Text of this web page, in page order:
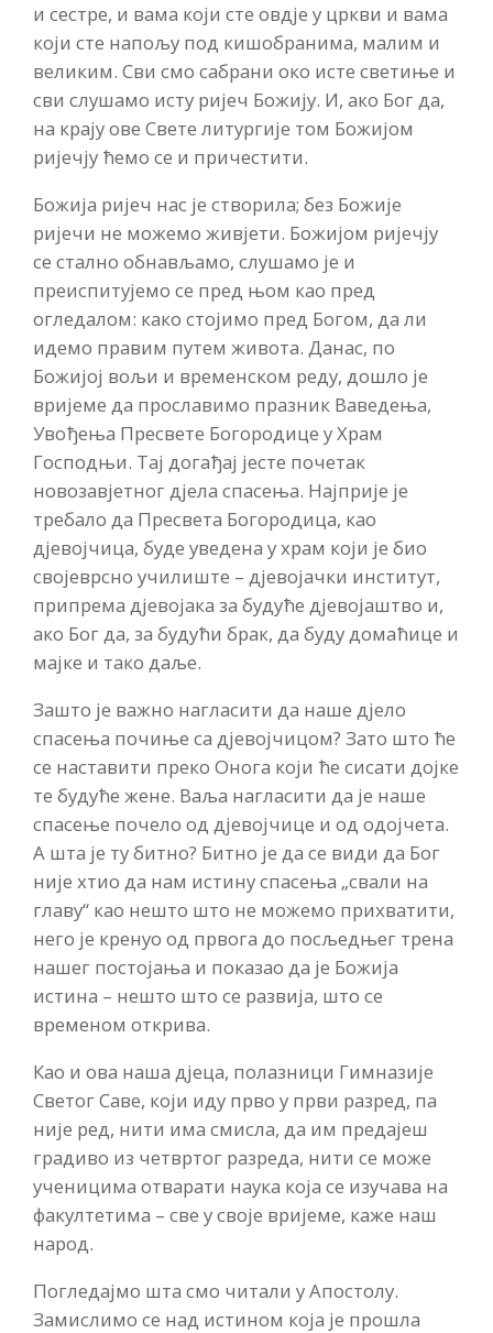
и сестре, и вама који сте овдје у цркви и вама
који сте напољу под кишобранима, малим и
великим. Сви смо сабрани око исте светиње и
сви слушамо исту ријеч Божију. И, ако Бог да,
на крају ове Свете литургије том Божијом
ријечју ћемо се и причестити.
Божија ријеч нас је створила; без Божије
ријечи не можемо живјети. Божијом ријечју
се стално обнављамо, слушамо је и
преиспитујемо се пред њом као пред
огледалом: како стојимо пред Богом, да ли
идемо правим путем живота. Данас, по
Божијој вољи и временском реду, дошло је
вријеме да прославимо празник Ваведења,
Увођења Пресвете Богородице у Храм
Господњи. Тај догађај јесте почетак
новозавјетног дјела спасења. Најприје је
требало да Пресвета Богородица, као
дјевојчица, буде уведена у храм који је био
својеврсно училиште – дјевојачки институт,
припрема дјевојака за будуће дјевојаштво и,
ако Бог да, за будући брак, да буду домаћице и
мајке и тако даље.
Зашто је важно нагласити да наше дјело
спасења почиње са дјевојчицом? Зато што ће
се наставити преко Онога који ће сисати дојке
те будуће жене. Ваља нагласити да је наше
спасење почело од дјевојчице и од одојчета.
А шта је ту битно? Битно је да се види да Бог
није хтио да нам истину спасења „свали на
главу“ као нешто што не можемо прихватити,
него је кренуо од првога до посљедњег трена
нашег постојања и показао да је Божија
истина – нешто што се развија, што се
временом открива.
Као и ова наша дјеца, полазници Гимназије
Светог Саве, који иду прво у први разред, па
није ред, нити има смисла, да им предајеш
градиво из четвртог разреда, нити се може
ученицима отварати наука која се изучава на
факултетима – све у своје вријеме, каже наш
народ.
Погледајмо шта смо читали у Апостолу.
Замислимо се над истином која је прошла